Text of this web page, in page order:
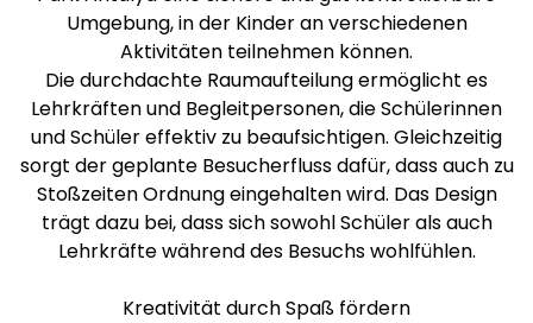
Umgebung, in der Kinder an verschiedenen
Aktivitäten teilnehmen können.
Die durchdachte Raumaufteilung ermöglicht es
Lehrkräften und Begleitpersonen, die Schülerinnen
und Schüler effektiv zu beaufsichtigen. Gleichzeitig
sorgt der geplante Besucherfluss dafür, dass auch zu
Stoßzeiten Ordnung eingehalten wird. Das Design
trägt dazu bei, dass sich sowohl Schüler als auch
Lehrkräfte während des Besuchs wohlfühlen.
Kreativität durch Spaß fördern